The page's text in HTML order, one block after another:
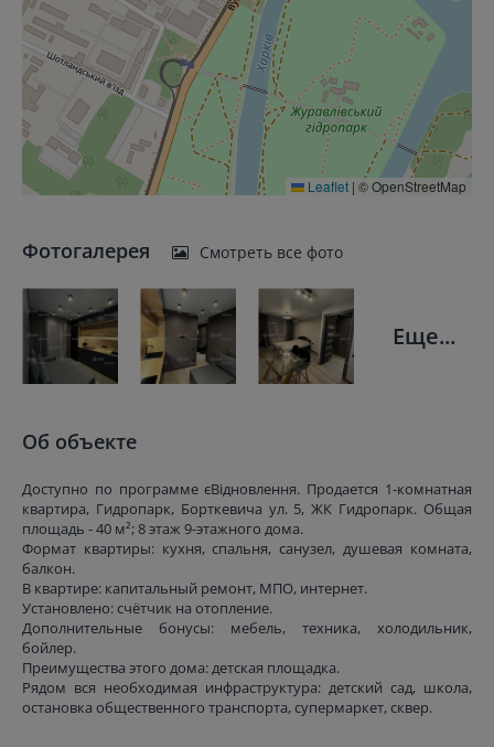
Leaflet | © OpenStreetMap
Фотогалерея Смотреть все фото
Еще...
Об объекте
Доступно по программе єВідновлення. Продается 1-комнатная
квартира, Гидропарк, Борткевича ул. 5, ЖК Гидропарк. Общая
площадь - 40 м²; 8 этаж 9-этажного дома.
Формат квартиры: кухня, спальня, санузел, душевая комната,
балкон.
В квартире: капитальный ремонт, МПО, интернет.
Установлено: счётчик на отопление.
Дополнительные бонусы: мебель, техника, холодильник,
бойлер.
Преимущества этого дома: детская площадка.
Рядом вся необходимая инфраструктура: детский сад, школа,
остановка общественного транспорта, супермаркет, сквер.